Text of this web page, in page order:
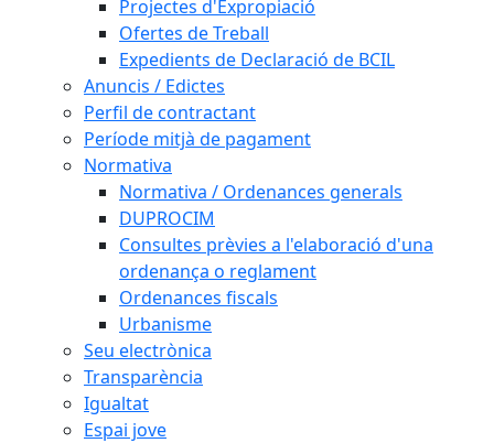
Projectes d'Expropiació
Ofertes de Treball
Expedients de Declaració de BCIL
Anuncis / Edictes
Perfil de contractant
Període mitjà de pagament
Normativa
Normativa / Ordenances generals
DUPROCIM
Consultes prèvies a l'elaboració d'una
ordenança o reglament
Ordenances fiscals
Urbanisme
Seu electrònica
Transparència
Igualtat
Espai jove